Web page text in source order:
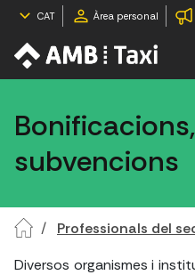
CAT Àrea personal
subvencions
Professionals del
Diversos organismes i